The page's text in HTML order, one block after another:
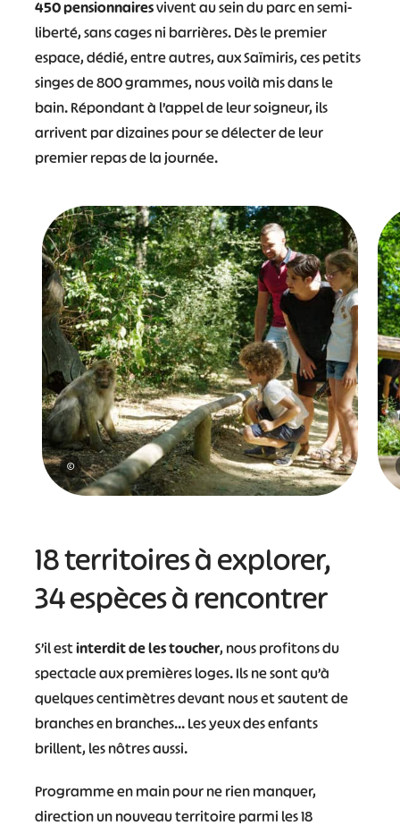
450 pensionnairesvivent au sein du parc en semi-
liberté, sans cages ni barrières. Dès le premier
espace, dédié, entre autres, aux Saïmiris, ces petits
singes de 800 grammes, nous voilà mis dans le
bain. Répondant à l’appel de leur soigneur, ils
arrivent par dizaines pour se délecter de leur
premier repas de la journée.
©
18 territoires à explorer,
34 espèces à rencontrer
S’il estinterdit de les toucher, nous profitons du
spectacle aux premières loges. Ils ne sont qu’à
quelques centimètres devant nous et sautent de
branches en branches… Les yeux des enfants
brillent, les nôtres aussi.
Programme en main pour ne rien manquer,
direction un nouveau territoire parmi les 18